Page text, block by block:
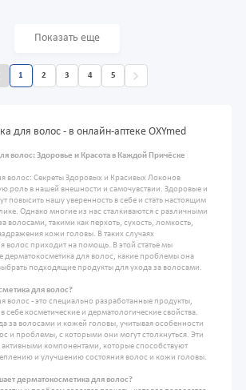
Показать еще
1 2 3 4 5
для волос - в онлайн-аптеке OXYmed
волос: Здоровье и Красота в Каждой Причёске
волос: Секреты Здоровых и Красивых Локонов
роль в нашей внешности и самочувствии. Здоровые и
повысить нашу уверенность в себе и стать настоящим
Однако многие из нас сталкиваются с различными
волосами, такими как перхоть, сухость, ломкость,
кожи головы. В таких случаях
волос приходит на помощь. В этой статье мы
дерматокосметика для волос, какие проблемы она
подходящие продукты для ухода за волосами.
для волос?
волос - это специально разработанные продукты,
себе косметические и дерматологические свойства.
за волосами и кожей головы, учитывая особенности
и проблемы, с которыми они могут столкнуться. Эти
компонентами, которые способствуют
и улучшению состояния волос и кожи головы.
дерматокосметика для волос?